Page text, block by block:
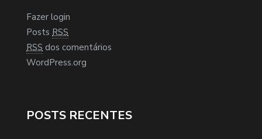
Fazer login
Posts RSS
RSS dos comentários
WordPress.org
POSTS RECENTES